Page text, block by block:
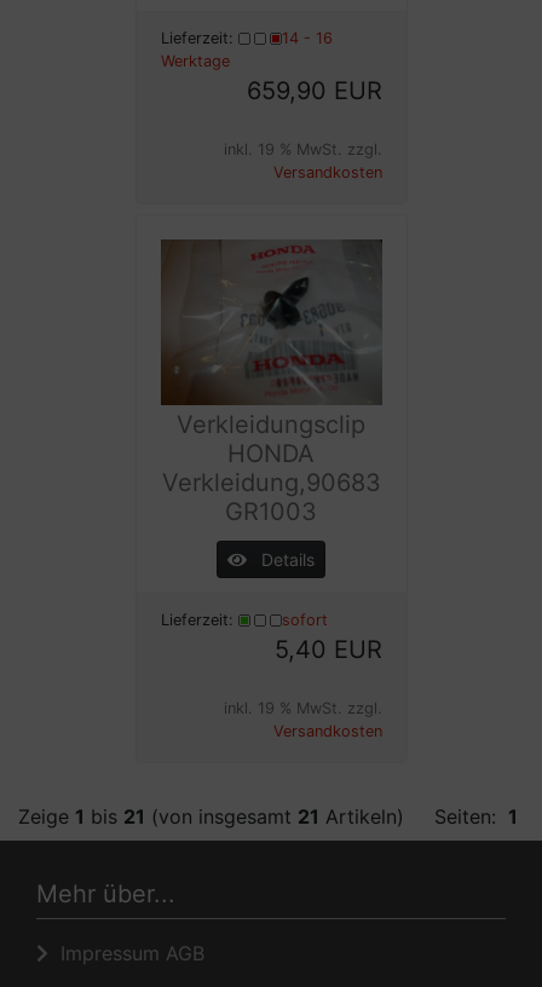
Lieferzeit:
14 - 16
Werktage
659,90 EUR
inkl. 19 % MwSt. zzgl.
Versandkosten
Verkleidungsclip
HONDA
Verkleidung,90683
GR1003
Details
Lieferzeit: sofort
5,40 EUR
inkl. 19 % MwSt. zzgl.
Versandkosten
Zeige 1 bis 21 (von insgesamt 21 Artikeln) Seiten: 1
Mehr über...
Impressum AGB